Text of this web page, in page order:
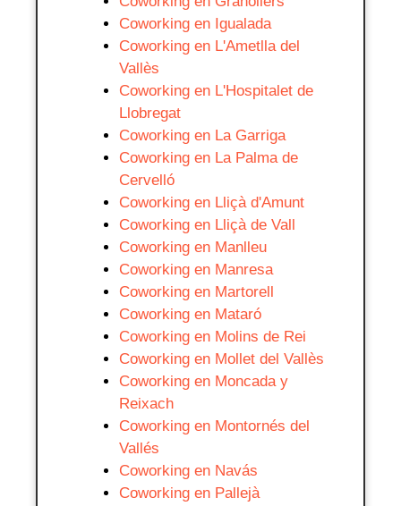
Coworking en Igualada
Coworking en L'Ametlla del
Vallès
Coworking en L'Hospitalet de
Llobregat
Coworking en La Garriga
Coworking en La Palma de
Cervelló
Coworking en Lliçà d'Amunt
Coworking en Lliçà de Vall
Coworking en Manlleu
Coworking en Manresa
Coworking en Martorell
Coworking en Mataró
Coworking en Molins de Rei
Coworking en Mollet del Vallès
Coworking en Moncada y
Reixach
Coworking en Montornés del
Vallés
Coworking en Navás
Coworking en Pallejà